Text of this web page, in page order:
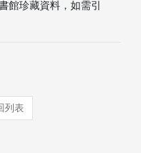
館珍藏資料，如需引
列表